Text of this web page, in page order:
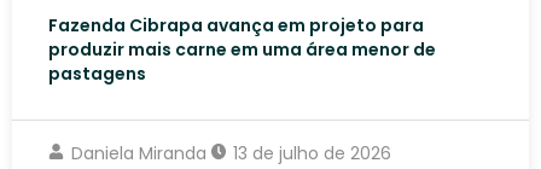
Fazenda Cibrapa avança em projeto para
produzir mais carne em uma área menor de
pastagens
Daniela Miranda 13 de julho de 2026